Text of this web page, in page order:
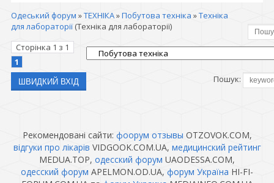
Одеський форум »ТЕХНІКА»Побутова техніка »Техніка
для лабораторії (Техніка для лабораторії)
Сторінка 1 з 1
1
Пошук:
Рекомендовані сайти: фоорум отзывы OTZOVOK.COM,
відгуки про лікарів VIDGOOK.COM.UA, медицинский рейтинг
MEDUA.TOP, одесский форум UAODESSA.COM,
одесский форум APELMON.OD.UA, форум Україна HI-FI-